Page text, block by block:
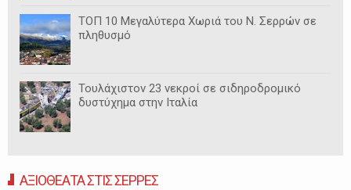
ΤΟΠ 10 Μεγαλύτερα Χωριά του Ν. Σερρών σε
πληθυσμό
Τουλάχιστον 23 νεκροί σε σιδηροδρομικό
δυστύχημα στην Ιταλία
ΑΞΙΟΘΕΑΤΑ ΣΤΙΣ ΣΕΡΡΕΣ